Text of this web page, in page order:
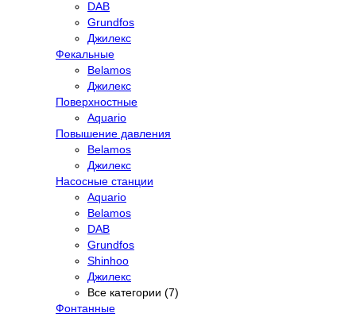
DAB
Grundfos
Джилекс
Фекальные
Belamos
Джилекс
Поверхностные
Aquario
Повышение давления
Belamos
Джилекс
Насосные станции
Aquario
Belamos
DAB
Grundfos
Shinhoo
Джилекс
Все категории (7)
Фонтанные